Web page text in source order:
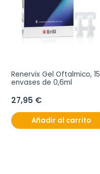
Renervix Gel Oftalmico, 15
envases de 0,6ml
27,95 €
Añadir al carrito